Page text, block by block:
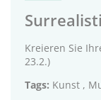
Kreieren Sie
23.2.)
Tags: Kunst ,